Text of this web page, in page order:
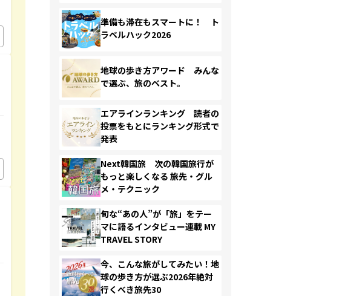
準備も滞在もスマートに！ ト
ラベルハック2026
地球の歩き方アワード みんな
で選ぶ、旅のベスト。
エアラインランキング 読者の
投票をもとにランキング形式で
発表
Next韓国旅 次の韓国旅行が
もっと楽しくなる 旅先・グル
メ・テクニック
旬な“あの人”が「旅」をテー
マに語るインタビュー連載 MY
TRAVEL STORY
今、こんな旅がしてみたい！地
球の歩き方が選ぶ2026年絶対
行くべき旅先30